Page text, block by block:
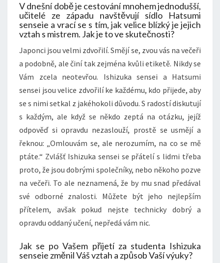
V dnešní době je cestování mnohem jednodušší,
učitelé ze západu navštěvují sídlo Hatsumi
senseie a vrací se s tím, jak velice blízký je jejich
vztah s mistrem. Jak je to ve skutečnosti?
Japonci jsou velmi zdvořilí. Smějí se, zvou vás na večeři
a podobně, ale činí tak zejména kvůli etiketě. Nikdy se
Vám zcela neotevřou. Ishizuka sensei a Hatsumi
sensei jsou velice zdvořilí ke každému, kdo přijede, aby
se s nimi setkal z jakéhokoli důvodu. S radostí diskutují
s každým, ale když se někdo zeptá na otázku, jejíž
odpověď si opravdu nezaslouží, prostě se usmějí a
řeknou: „Omlouvám se, ale nerozumím, na co se mě
ptáte.“ Zvlášť Ishizuka sensei se přátelí s lidmi třeba
proto, že jsou dobrými společníky, nebo někoho pozve
na večeři. To ale neznamená, že by mu snad předával
své odborné znalosti. Můžete být jeho nejlepším
přítelem, avšak pokud nejste technicky dobrý a
opravdu oddaný učení, nepředá vám nic.
Jak se po Vašem přijetí za studenta Ishizuka
senseie změnil Váš vztah a způsob Vaší výuky?